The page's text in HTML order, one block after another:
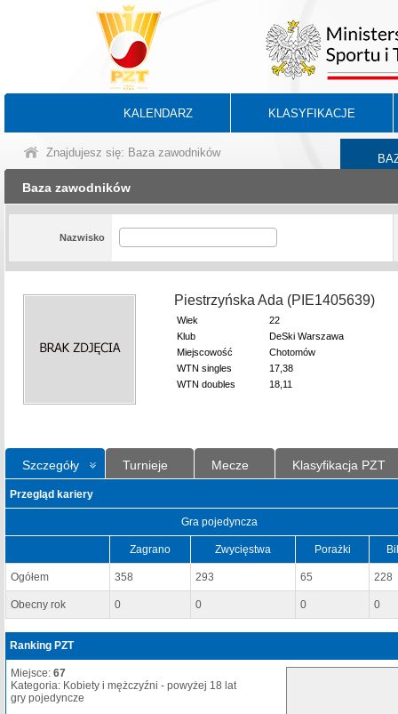
KALENDARZ KLASYFIKACJE
Znajdujesz się: Baza zawodników
Baza zawodników
Nazwisko
Piestrzyńska Ada (PIE1405639)
Wiek
22
Klub
DeSki Warszawa
Miejscowość
Chotomów
WTN singles
17,38
WTN doubles
18,11
Szczegóły Turnieje Mecze Klasyfikacja PZT
Przegląd kariery
Gra pojedyncza
Zagrano Zwycięstwa Porażki
Ogółem 358 293 65 228
Obecny rok 0 0 0 0
Ranking PZT
Miejsce: 67
Kategoria: Kobiety i mężczyźni - powyżej 18 lat
gry pojedyncze